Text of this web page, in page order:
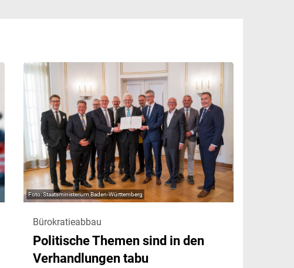
Staatsministerium Baden-Württemberg
Bürokratieabbau
Politische Themen sind in den
Verhandlungen tabu